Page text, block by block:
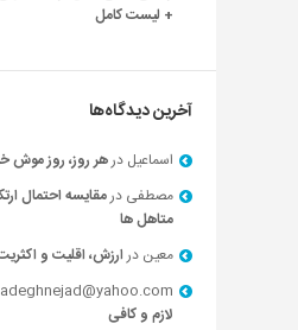
+ لیست کامل
آخرین دیدگاه‌ها
اسماعیل درهر روز، روز موش
مصطفی درمقایسه احتمال
متاهل ها
معین درارزش، اقلیت و
لازم و کافی